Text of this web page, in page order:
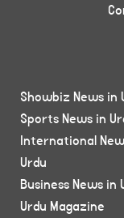
Showbiz News in
Sports News in
International
Urdu
Business News in
Urdu Magazine